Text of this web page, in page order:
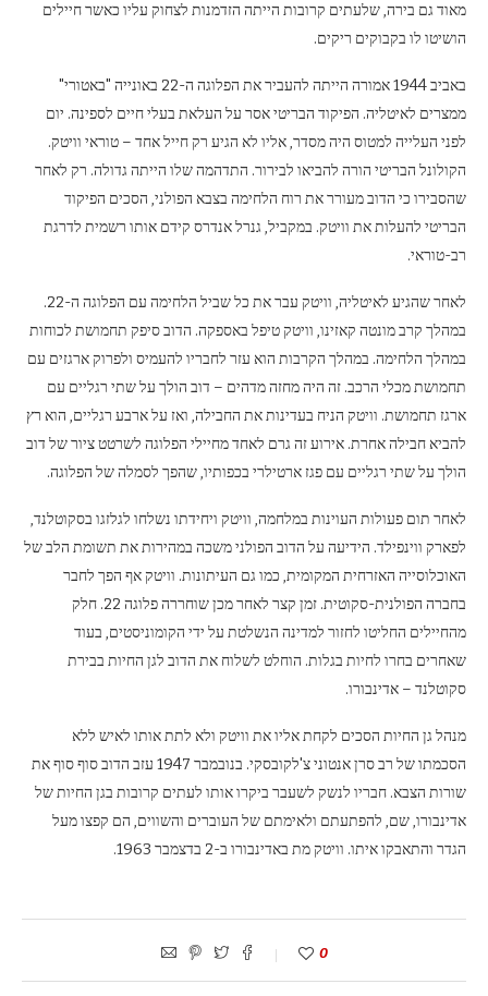
מאוד גם בירה, שלעתים קרובות הייתה הזדמנות לצחוק עליו כאשר חיילים
הושיטו לו בקבוקים ריקים.
באביב 1944 אמורה הייתה להעביר את הפלוגה ה-22 באונייה "באטורי"
ממצרים לאיטליה. הפיקוד הבריטי אסר על העלאת בעלי חיים לספינה. יום
לפני העלייה למטוס היה מסדר, אליו לא הגיע רק חייל אחד – טוראי וויטק.
הקולונל הבריטי הורה להביאו לבירור. התדהמה שלו הייתה גדולה. רק לאחר
שהסבירו כי הדוב מעורר את רוח הלחימה בצבא הפולני, הסכים הפיקוד
הבריטי להעלות את וויטק. במקביל, גנרל אנדרס קידם אותו רשמית לדרגת
רב-טוראי.
לאחר שהגיע לאיטליה, וויטק עבר את כל שביל הלחימה עם הפלוגה ה-22.
במהלך קרב מונטה קאזינו, וויטק טיפל באספקה. הדוב סיפק תחמושת לכוחות
במהלך הלחימה. במהלך הקרבות הוא עזר לחבריו להעמיס ולפרוק ארגזים עם
תחמושת מכלי הרכב. זה היה מחזה מדהים – דוב הולך על שתי רגליים עם
ארגז תחמושת. וויטק הניח בעדינות את החבילה, ואז על ארבע רגליים, הוא רץ
להביא חבילה אחרת. אירוע זה גרם לאחד מחיילי הפלוגה לשרטט ציור של דוב
הולך על שתי רגליים עם פגז ארטילרי בכפותיו, שהפך לסמלה של הפלוגה.
לאחר תום פעולות העוינות במלחמה, וויטק ויחידתו נשלחו לגלזגו בסקוטלנד,
לפארק ווינפילד. הידיעה על הדוב הפולני משכה במהירות את תשומת הלב של
האוכלוסייה האזרחית המקומית, כמו גם העיתונות. וויטק אף הפך לחבר
בחברה הפולנית-סקוטית. זמן קצר לאחר מכן שוחררה פלוגה 22. חלק
מהחיילים החליטו לחזור למדינה הנשלטת על ידי הקומוניסטים, בעוד
שאחרים בחרו לחיות בגלות. הוחלט לשלוח את הדוב לגן החיות בבירת
סקוטלנד – אדינבורו.
מנהל גן החיות הסכים לקחת אליו את וויטק ולא לתת אותו לאיש ללא
הסכמתו של רב סרן אנטוני צ'לקובסקי. בנובמבר 1947 עזב הדוב סוף סוף את
שורות הצבא. חבריו לנשק לשעבר ביקרו אותו לעתים קרובות בגן החיות של
אדינבורו, שם, להפתעתם ולאימתם של העוברים והשווים, הם קפצו מעל
הגדר והתאבקו איתו. וויטק מת באדינבורו ב-2 בדצמבר 1963.
0